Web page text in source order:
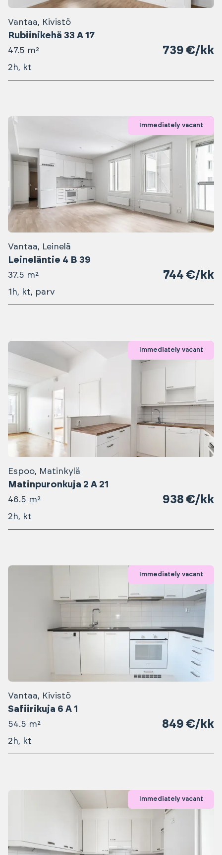
Vantaa, Kivistö
Rubiinikehä 33 A 17
47.5 m² 739 €/kk
2h, kt
Immediately vacant
Vantaa, Leinelä
Leineläntie 4 B 39
37.5 m² 744 €/kk
1h, kt, parv
Immediately vacant
Espoo, Matinkylä
Matinpuronkuja 2 A 21
46.5 m² 938 €/kk
2h, kt
Immediately vacant
Vantaa, Kivistö
Safiirikuja 6 A 1
54.5 m² 849 €/kk
2h, kt
Immediately vacant